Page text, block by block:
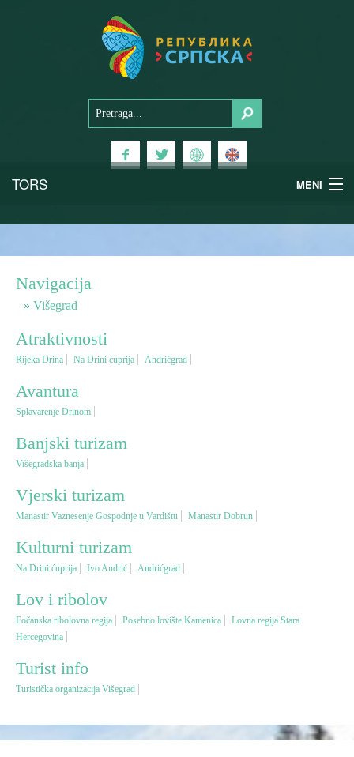
TORS MENI
Planinski turizam
Banjski turizam
Vjerski turizam
Avantura
Gastronomija
Lov i ribolov
Seoski turizam
Navigacija
Višegrad
Atraktivnosti
Rijeka Drina Na Drini ćuprija Andrićgrad
Avantura
Splavarenje Drinom
Banjski turizam
Višegradska banja
Vjerski turizam
Manastir Vaznesenje Gospodnje u Vardištu Manastir Dobrun
Kulturni turizam
Na Drini ćuprija Ivo Andrić Andrićgrad
Lov i ribolov
Fočanska ribolovna regija Posebno lovište Kamenica
Lovna regija Stara
Hercegovina
Turist info
Turistička organizacija Višegrad